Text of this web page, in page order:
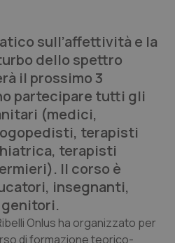
sull’affettività e la
dello spettro
il prossimo 3
partecipare tutti gli
(medici,
terapisti
terapisti
Il corso è
insegnanti,
Onlus ha organizzato per
di formazione teorico-